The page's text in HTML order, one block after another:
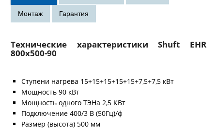
Технические характеристики Shuft EHR
800x500-90
Ступени нагрева 15+15+15+15+15+7,5+7,5 кВт
Мощность 90 кВт
Мощность одного ТЭНа 2,5 КВт
Подключение 400/3 В (50Гц)/ф
Размер (высота) 500 мм